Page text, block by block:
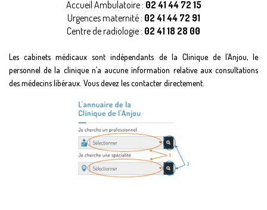
Accueil Ambulatoire : 02 41 44 72 15
Urgences maternité : 02 41 44 72 91
Centre de radiologie : 02 41 18 28 00
Les cabinets médicaux sont indépendants de la Clinique de l’Anjou, le
personnel de la clinique n’a aucune information relative aux consultations
des médecins libéraux. Vous devez les contacter directement.